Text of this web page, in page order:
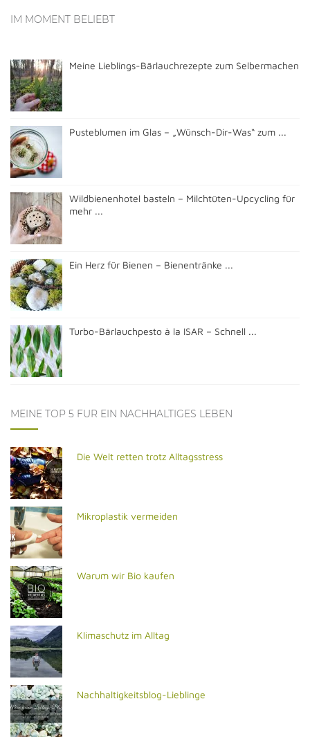
IM MOMENT BELIEBT
Meine Lieblings-Bärlauchrezepte zum Selbermachen
Pusteblumen im Glas – „Wünsch-Dir-Was“ zum ...
Wildbienenhotel basteln – Milchtüten-Upcycling für
mehr ...
Ein Herz für Bienen – Bienentränke ...
Turbo-Bärlauchpesto à la ISAR – Schnell ...
MEINE TOP 5 FÜR EIN NACHHALTIGES LEBEN
Die Welt retten trotz Alltagsstress
Mikroplastik vermeiden
Warum wir Bio kaufen
Klimaschutz im Alltag
Nachhaltigkeitsblog-Lieblinge